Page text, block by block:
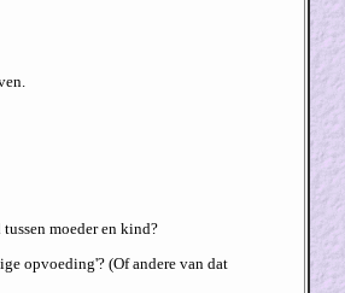
moeder en kind?
opvoeding'? (Of andere van dat